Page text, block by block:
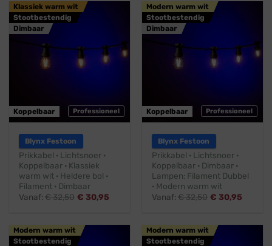
Professioneel
Klassiek warm wit
Stootbestendig
Dimbaar
Koppelbaar
Blynx Festoon
Prikkabel · Lichtsnoer ·
Koppelbaar · Klassiek
warm wit · Heldere bol ·
Filament · Dimbaar
Vanaf:€32,50 € 30,95
Professioneel
Modern warm wit
Stootbestendig
Dimbaar
Koppelbaar
Blynx Festoon
Prikkabel · Lichtsnoer ·
Koppelbaar · Dimbaar ·
Lampen: Filament Dubbel
· Modern warm wit
Vanaf:€32,50 € 30,95
Modern warm wit
Stootbestendig
Modern warm wit
Stootbestendig